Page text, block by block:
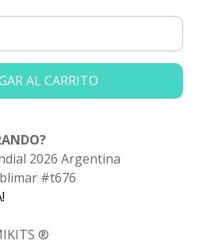
AL CARRITO
2026 Argentina
#t676
®